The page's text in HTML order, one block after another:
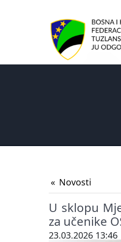
Novosti
U sklopu
za učenike
23.03.2026 13:46